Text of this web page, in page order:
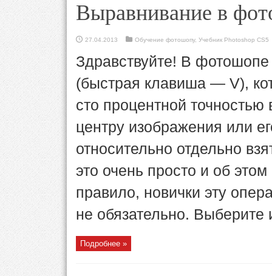
Выравнивание в
27.04.2013 Обучение фотошопу, Учебник Photoshop CS5
Здравствуйте! В
(быстрая клавиша — V),
сто процентной
центру изображения или
относительно отдельно
это очень просто и об
правило, новички эту
не обязательно.
Подробнее »